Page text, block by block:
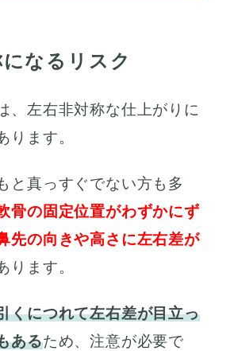
なるリスク
、左右非対称な仕上がりに
ります。
と真っすぐでない方も多
骨の固定位置がわずかにず
先の向きや高さに左右差が
ります。
くにつれて左右差が目立っ
あるため、注意が必要で